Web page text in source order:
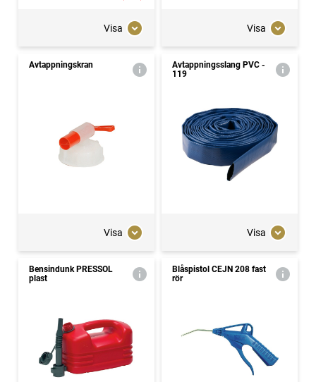
Visa Visa
Avtappningskran
Visa
Avtappningsslang PVC -
119
Visa
Bensindunk PRESSOL
plast
Blåspistol CEJN 208 fast
rör